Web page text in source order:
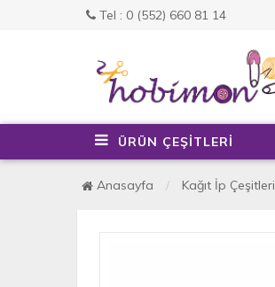
Tel : 0 (552) 660 81 14
ÜRÜN ÇEŞİTLERİ
Anasayfa Kağıt İp Çeşitleri